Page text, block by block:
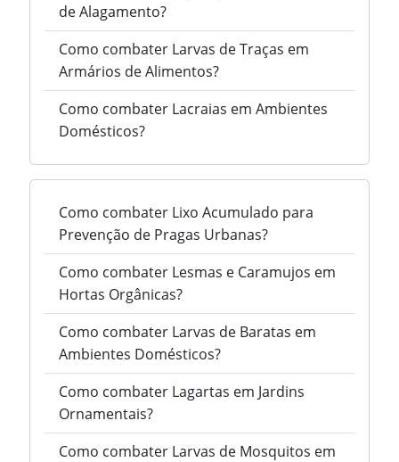
de Alagamento?
Como combater Larvas de Traças em
Armários de Alimentos?
Como combater Lacraias em Ambientes
Domésticos?
Como combater Lixo Acumulado para
Prevenção de Pragas Urbanas?
Como combater Lesmas e Caramujos em
Hortas Orgânicas?
Como combater Larvas de Baratas em
Ambientes Domésticos?
Como combater Lagartas em Jardins
Ornamentais?
Como combater Larvas de Mosquitos em